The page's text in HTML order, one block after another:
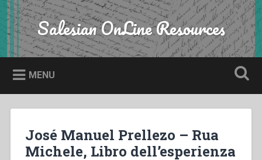
Skip
to
content
Search Salesian OnLine Resources
MENU
José Manuel Prellezo – Rua
Michele, Libro dell’esperienza